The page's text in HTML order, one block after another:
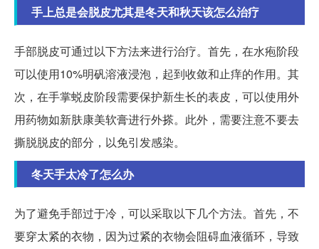
手上总是会脱皮尤其是冬天和秋天该怎么治疗
手部脱皮可通过以下方法来进行治疗。首先，在水疱阶段
可以使用10%明矾溶液浸泡，起到收敛和止痒的作用。其
次，在手掌蜕皮阶段需要保护新生长的表皮，可以使用外
用药物如新肤康美软膏进行外搽。此外，需要注意不要去
撕脱脱皮的部分，以免引发感染。
冬天手太冷了怎么办
为了避免手部过于冷，可以采取以下几个方法。首先，不
要穿太紧的衣物，因为过紧的衣物会阻碍血液循环，导致